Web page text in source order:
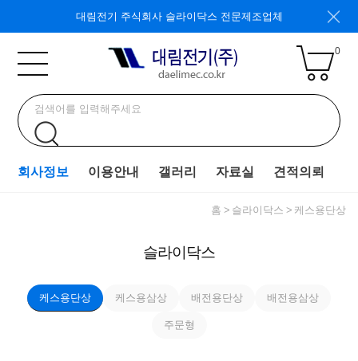
대림전기 주식회사 슬라이닥스 전문제조업체
0
회사정보 이용안내 갤러리 자료실 견적의뢰
홈 슬라이닥스 케스용단상
슬라이닥스
케스용단상 케스용삼상 배전용단상 배전용삼상
주문형